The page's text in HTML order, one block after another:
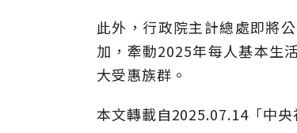
此外，行政院主計總處即將
加，牽動2025年每人基本生
大受惠族群。
本文轉載自2025.07.14「中